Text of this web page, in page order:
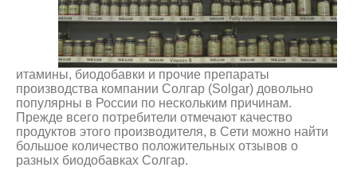
итамины, биодобавки и прочие препараты
производства компании Солгар (Solgar) довольно
популярны в России по нескольким причинам.
Прежде всего потребители отмечают качество
продуктов этого производителя, в Сети можно найти
большое количество положительных отзывов о
разных биодобавках Солгар.